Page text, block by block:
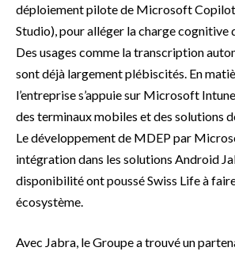
déploiement pilote de Microsoft
Studio), pour alléger la charge cognitive
Des usages comme la transcription
sont déjà largement plébiscités. En
l’entreprise s’appuie sur Microsoft
des terminaux mobiles et des solutions
Le développement de MDEP par
intégration dans les solutions Android
disponibilité ont poussé Swiss Life à
écosystème.
Avec Jabra, le Groupe a trouvé un